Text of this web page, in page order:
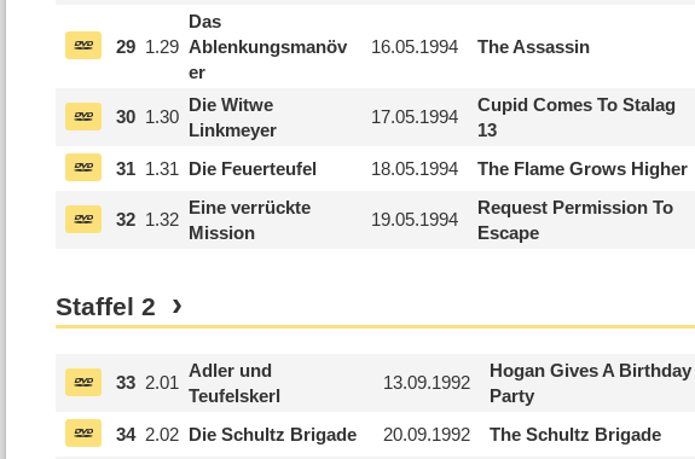
29 1.29
Das
Ablenkungsmanöv
er
16.05.1994 The Assassin
30 1.30
Die Witwe
Linkmeyer
17.05.1994
Cupid Comes To Stalag
13
31 1.31 Die Feuerteufel 18.05.1994 The Flame Grows Higher
32 1.32
Eine verrückte
Mission
19.05.1994
Request Permission To
Escape
Staffel2
33 2.01
Adler und
Teufelskerl
13.09.1992
Hogan Gives A Birthday
Party
34 2.02 Die Schultz Brigade 20.09.1992 The Schultz Brigade